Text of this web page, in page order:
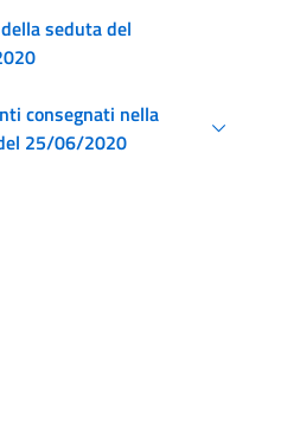
seduta del
consegnati nella
25/06/2020